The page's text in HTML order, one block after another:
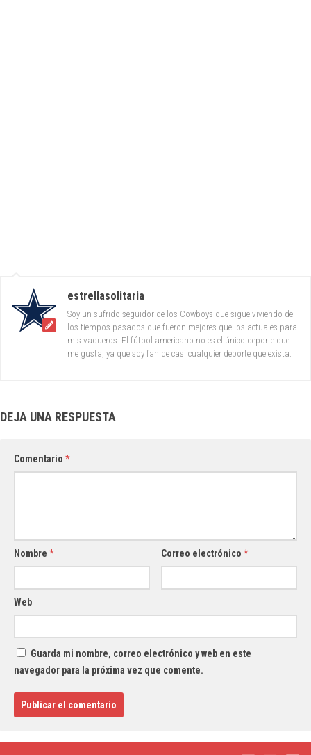
estrellasolitaria
Soy un sufrido seguidor de los Cowboys que sigue viviendo de
los tiempos pasados que fueron mejores que los actuales para
mis vaqueros. El fútbol americano no es el único deporte que
me gusta, ya que soy fan de casi cualquier deporte que exista.
DEJA UNA RESPUESTA
Comentario *
Nombre * Correo electrónico*
Web
Guarda mi nombre, correo electrónico y web en este
navegador para la próxima vez que comente.